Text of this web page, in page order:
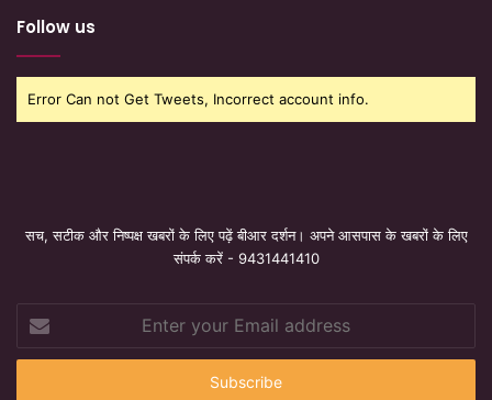
Follow us
Error Can not Get Tweets, Incorrect account info.
सच, सटीक और निष्पक्ष खबरों के लिए पढ़ें बीआर दर्शन। अपने आसपास के खबरों के लिए
संपर्क करें - 9431441410
your
Email